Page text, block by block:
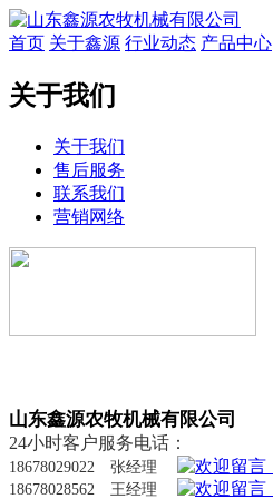
首页 关于鑫源 行业动态 产品中心
关于我们
关于我们
售后服务
联系我们
营销网络
山东鑫源农牧机械有限公司
24小时客户服务电话：
18678029022 张经理
18678028562 王经理